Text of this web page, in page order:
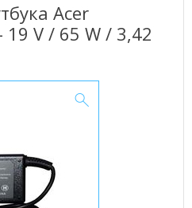
Acer
19 V / 65 W / 3,42